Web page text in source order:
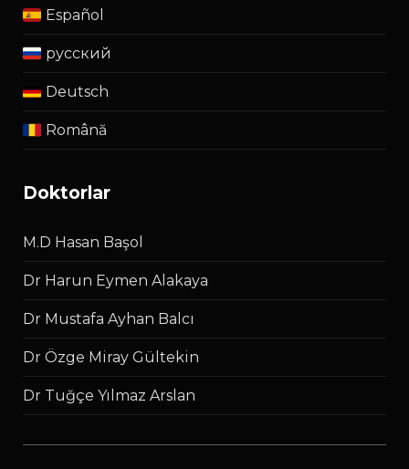
Español
русский
Deutsch
Română
doktorlar
M.D Hasan Başol
Dr Harun Eymen Alakaya
Dr Mustafa Ayhan Balcı
Dr Özge Miray Gültekin
Dr Tuğçe Yılmaz Arslan